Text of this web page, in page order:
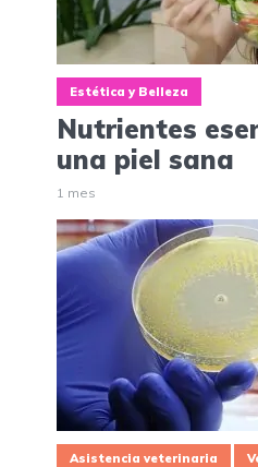
Estética y Belleza
Nutrientes
una piel sana
1 mes
Asistencia veterinaria